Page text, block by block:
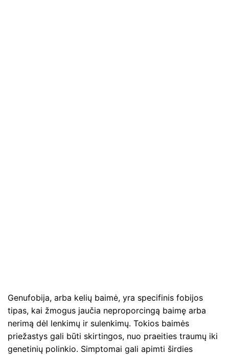
Genufobija, arba kelių baimė, yra specifinis fobijos
tipas, kai žmogus jaučia neproporcingą baimę arba
nerimą dėl lenkimų ir sulenkimų. Tokios baimės
priežastys gali būti skirtingos, nuo praeities traumų iki
genetinių polinkio. Simptomai gali apimti širdies